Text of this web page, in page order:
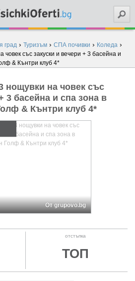
град › Туризъм › СПА почивки › Коледа ›
човек със закуски и вечери + 3 басейна и
& Кънтри клуб 4*
нощувки на човек със
3 басейна и спа зона в
& Кънтри клуб 4*
От grupovo.bg
отстъпка
ТОП